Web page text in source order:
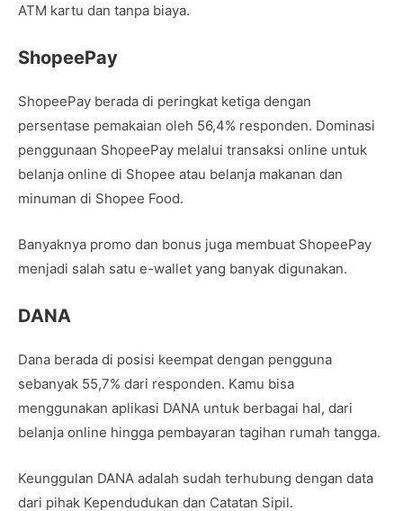
ATM kartu dan tanpa biaya.
ShopeePay
ShopeePay berada di peringkat ketiga dengan
persentase pemakaian oleh 56,4% responden. Dominasi
penggunaan ShopeePay melalui transaksi online untuk
belanja online di Shopee atau belanja makanan dan
minuman di Shopee Food.
Banyaknya promo dan bonus juga membuat ShopeePay
menjadi salah satu e-wallet yang banyak digunakan.
DANA
Dana berada di posisi keempat dengan pengguna
sebanyak 55,7% dari responden. Kamu bisa
menggunakan aplikasi DANA untuk berbagai hal, dari
belanja online hingga pembayaran tagihan rumah tangga.
Keunggulan DANA adalah sudah terhubung dengan data
dari pihak Kependudukan dan Catatan Sipil.